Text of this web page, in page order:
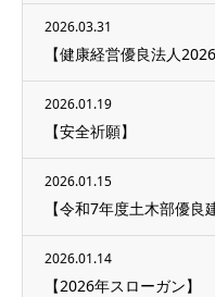
2026.03.31
【健康経営優良法人
2026.01.19
【安全祈願】
2026.01.15
【令和7年度土木部優
2026.01.14
【2026年スローガン】